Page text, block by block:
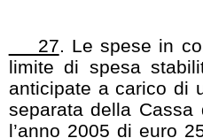
27. Le spese in
limite di spesa
anticipate a carico di
separata della
l’anno 2005 di euro